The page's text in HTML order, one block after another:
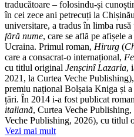
traducătoare – folosindu-și
în cei zece ani petrecuți la
universitare, a tradus în limba
fără nume, care se află pe afișele
Ucraina. Primul roman, Hirurg (
care a consacrat-o internațional,
cu titlul original Jenșcinî Lazaria,
2021, la Curtea Veche
premiu național Bolșaia Kniga și
țări. În 2014 i-a fost publicat
italiană, Curtea Veche
Veche Publishing, 2026), cu titlul
Vezi mai mult